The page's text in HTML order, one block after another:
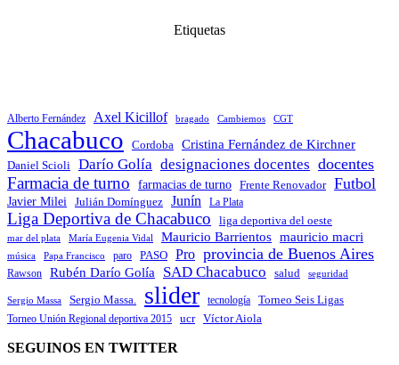
Etiquetas
Alberto Fernández Axel Kicillof bragado Cambiemos CGT
Chacabuco Cordoba Cristina Fernández de Kirchner
Daniel Scioli Darío Golía designaciones docentes docentes
Farmacia de turno farmacias de turno Frente Renovador Futbol
Javier Milei Julián Domínguez Junín La Plata
Liga Deportiva de Chacabuco liga deportiva del oeste
mar del plata María Eugenia Vidal Mauricio Barrientos mauricio macri
música Papa Francisco paro PASO Pro provincia de Buenos Aires
Rawson Rubén Darío Golía SAD Chacabuco salud seguridad
Sergio Massa Sergio Massa. slider tecnología Torneo Seis Ligas
Torneo Unión Regional deportiva 2015 ucr Víctor Aiola
SEGUINOS EN TWITTER